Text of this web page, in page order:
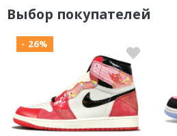
Выбор покупателей
- 26%